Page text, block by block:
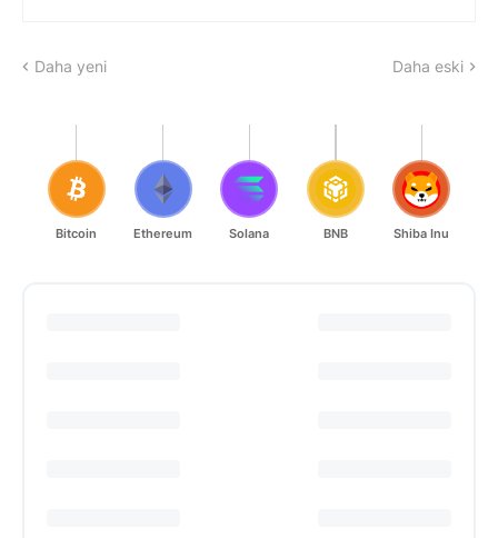
Daha yeni Daha eski
Bitcoin Ethereum Solana BNB Shiba Inu